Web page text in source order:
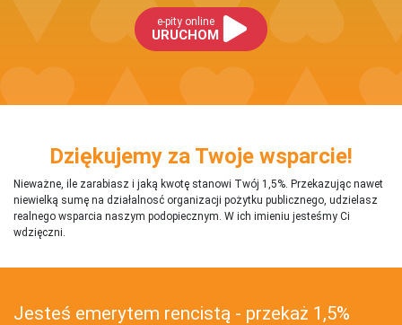
e-pity online
URUCHOM
Dziękujemy za Twoje wsparcie!
Nieważne, ile zarabiasz i jaką kwotę stanowi Twój 1,5%. Przekazując nawet
niewielką sumę na działalnosć organizacji pożytku publicznego, udzielasz
realnego wsparcia naszym podopiecznym. W ich imieniu jesteśmy Ci
wdzięczni.
Jesteś emerytem rencistą - przekaż 1,5%